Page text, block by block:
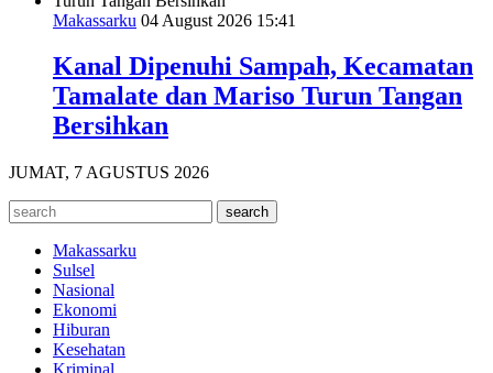
Makassarku 04 August 2026 15:41
Kanal Dipenuhi Sampah, Kecamatan
Tamalate dan Mariso Turun Tangan
Bersihkan
JUMAT, 7 AGUSTUS 2026
Makassarku
Sulsel
Nasional
Ekonomi
Hiburan
Kesehatan